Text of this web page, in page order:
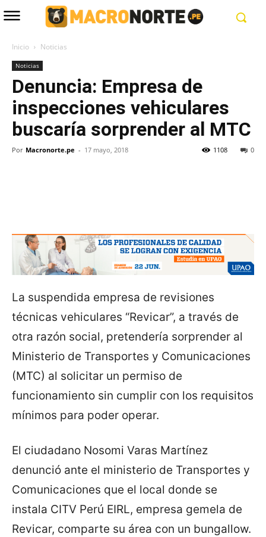
Inicio Noticias
Noticias
Denuncia: Empresa de
inspecciones vehiculares
buscaría sorprender al MTC
Por Macronorte.pe - 17 mayo, 2018 0
1108
La suspendida empresa de revisiones
técnicas vehiculares “Revicar”, a través de
otra razón social, pretendería sorprender al
Ministerio de Transportes y Comunicaciones
(MTC) al solicitar un permiso de
funcionamiento sin cumplir con los requisitos
mínimos para poder operar.
El ciudadano Nosomi Varas Martínez
denunció ante el ministerio de Transportes y
Comunicaciones que el local donde se
instala CITV Perú EIRL, empresa gemela de
Revicar, comparte su área con un bungallow.